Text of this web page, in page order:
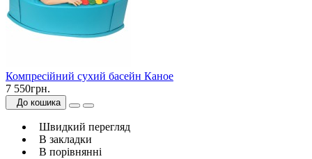
Компресійний сухий басейн Каное
7 550грн.
До кошика
Швидкий перегляд
В закладки
В порівнянні